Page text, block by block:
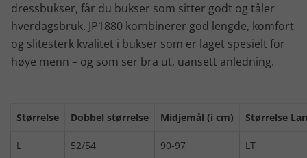
dressbukser, får du bukser som sitter godt og tåler
hverdagsbruk. JP1880 kombinerer god lengde, komfort
og slitesterk kvalitet i bukser som er laget spesielt for
høye menn – og som ser bra ut, uansett anledning.
Størrelse Dobbel størrelse Midjemål (i cm) Størrelse
L 52/54 90-97 LT